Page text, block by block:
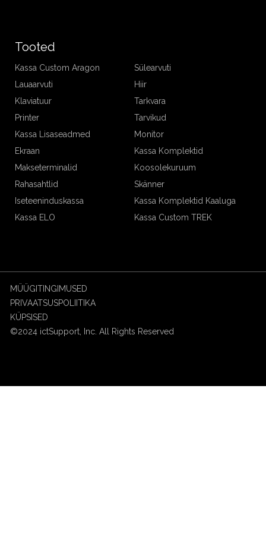
Tooted
Kassa Custom Aragon
Sülearvuti
Lauaarvuti
Hiir
Klaviatuur
Tarkvara
Printer
Tarvikud
Kassa Lisaseadmed
Monitor
Ekraan
Kassa Komplektid
Makseterminalid
Koosolekuruum
Rahasahtlid
Skänner
Iseteeninduskassa
Kassa Komplektid Kaaluga
Kassa ELO
Kassa Custom TREK
©2024 ictSupport, Inc. All Rights Reserved
MÜÜGITINGIMUSED
PRIVAATSUSPOLIITIKA
KÜPSISED